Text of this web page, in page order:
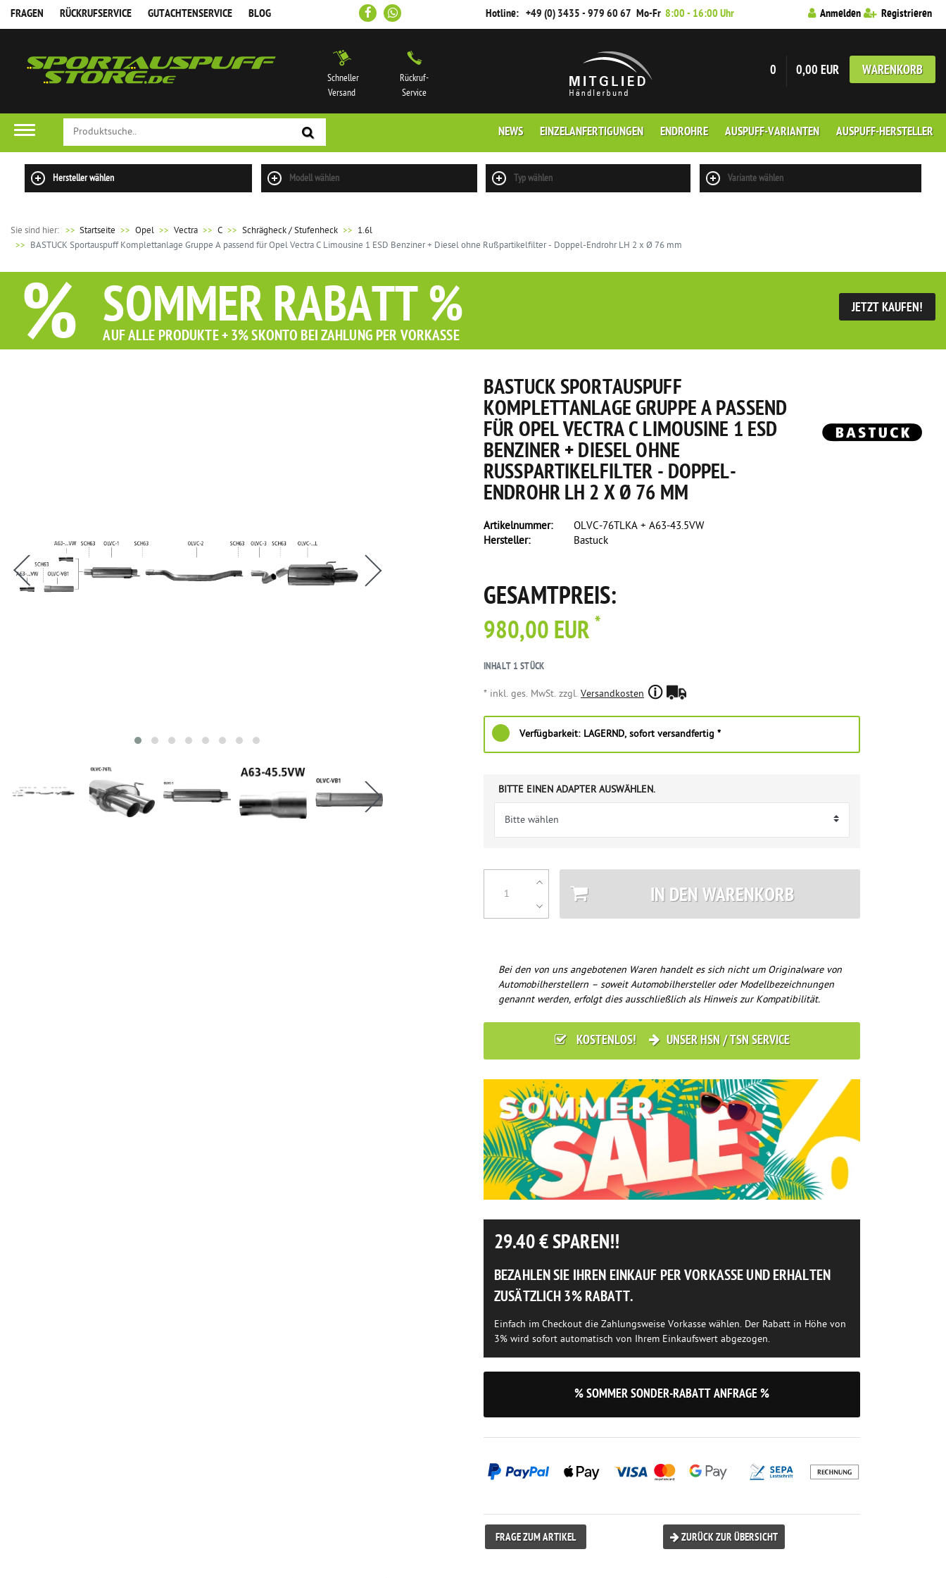
FRAGEN RÜCKRUFSERVICE GUTACHTENSERVICE BLOG Hotline: +49 (0) 3435 - 979 60 67 Mo-Fr 8:00 - 16:00 Uhr Anmelden Registrieren
0 0,00 EUR WARENKORB
Schneller
Versand
Rückruf-
Service
NEWS EINZELANFERTIGUNGEN ENDROHRE AUSPUFF-VARIANTEN AUSPUFF-HERSTELLER
Hersteller wählen Modell wählen Typ wählen Variante wählen
Sie sind hier: >> Startseite Opel Vectra C Schrägheck / Stufenheck
1.6l
BASTUCK Sportauspuff Komplettanlage Gruppe A passend für Opel Vectra C Limousine 1 ESD Benziner + Diesel ohne Rußpartikelfilter - Doppel-Endrohr LH 2 x Ø 76 mm
% SOMMER RABATT %
AUF ALLE PRODUKTE + 3% SKONTO BEI ZAHLUNG PER VORKASSE
JETZT KAUFEN!
BASTUCK SPORTAUSPUFF
KOMPLETTANLAGE GRUPPE A PASSEND
FÜR OPEL VECTRA C LIMOUSINE 1 ESD
BENZINER + DIESEL OHNE
RUSSPARTIKELFILTER - DOPPEL-E
NDROHR LH 2 X Ø 76 MM
Artikelnummer:
OLVC-76TLKA + A63-43.5VW
Hersteller:
Bastuck
GESAMTPREIS:
980,00 EUR *
INHALT 1STÜCK
* inkl. ges. MwSt. zzgl. Versandkosten
Verfügbarkeit: LAGERND, sofort versandfertig *
BITTE EINEN ADAPTER AUSWÄHLEN.
IN DEN WARENKORB
Bei den von uns angebotenen Waren handelt es sich nicht um Originalware von
Automobilherstellern – soweit Automobilhersteller oder Modellbezeichnungen
genannt werden, erfolgt dies ausschließlich als Hinweis zur Kompatibilität.
KOSTENLOS! UNSER HSN / TSN SERVICE
29.40€ SPAREN!!
BEZAHLEN SIE IHREN EINKAUF PER VORKASSE UND ERHALTEN
ZUSÄTZLICH 3% RABATT.
Einfach im Checkout die Zahlungsweise Vorkasse wählen. Der Rabatt in Höhe von
3% wird sofort automatisch von Ihrem Einkaufswert abgezogen.
% SOMMER SONDER-RABATT ANFRAGE %
FRAGE ZUM ARTIKEL ZURÜCK ZUR ÜBERSICHT